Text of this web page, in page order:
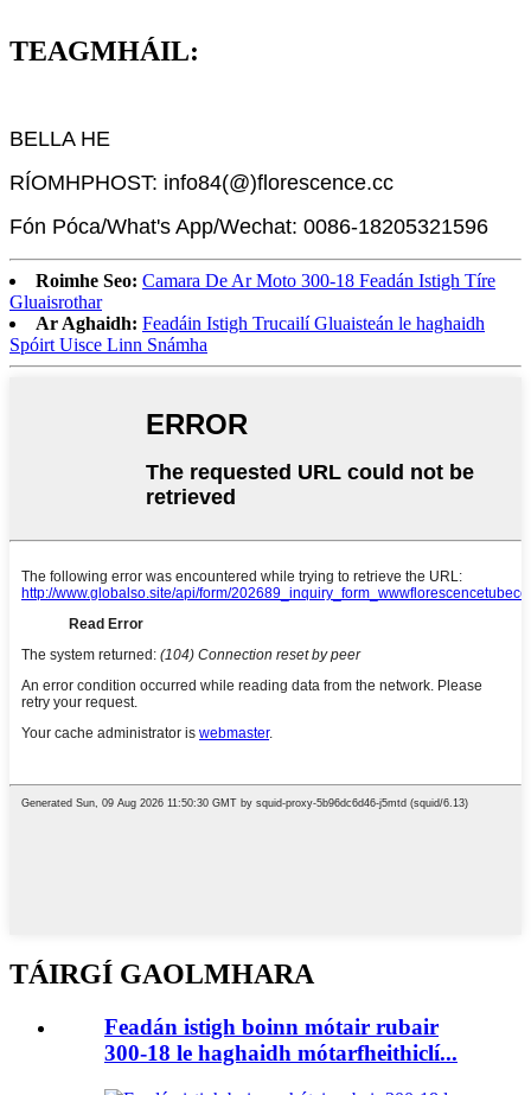
TEAGMHÁIL:
BELLA HE
RÍOMHPHOST: info84(@)florescence.cc
Fón Póca/What's App/Wechat: 0086-18205321596
Roimhe Seo: Camara De Ar Moto 300-18 Feadán Istigh Tíre
Gluaisrothar
Ar Aghaidh: Feadáin Istigh Trucailí Gluaisteán le haghaidh
Spóirt Uisce Linn Snámha
TÁIRGÍ GAOLMHARA
Feadán istigh boinn mótair rubair
300-18 le haghaidh mótarfheithiclí...